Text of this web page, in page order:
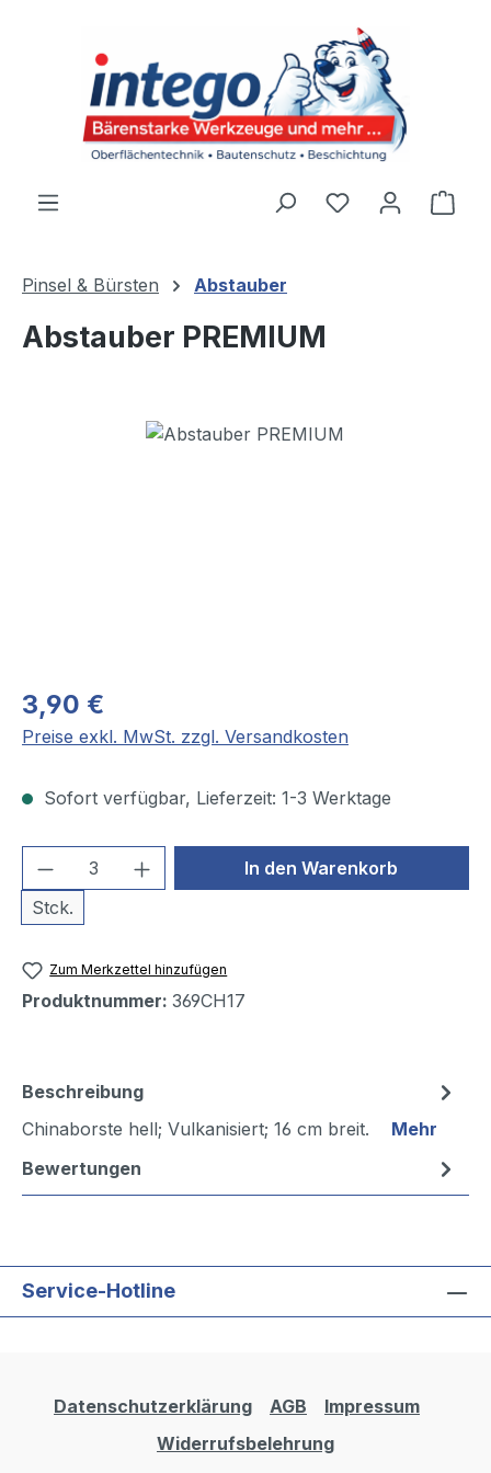
Du hast 0
Pinsel & Bürsten Abstauber
Abstauber PREMIUM
Bildergalerie überspringen
3,90 €
Preise exkl. MwSt. zzgl. Versandkosten
Sofort verfügbar, Lieferzeit: 1-3 Werktage
Produkt Anzahl: Gib den
Stck.
In den Warenkorb
Zum Merkzettel hinzufügen
Produktnummer: 369CH17
Beschreibung
Chinaborste hell; Vulkanisiert; 16 cm breit. Mehr
Bewertungen
Service-Hotline
Datenschutzerklärung AGB
Impressum
Widerrufsbelehrung